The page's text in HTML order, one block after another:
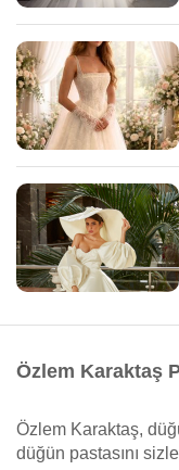
Özlem Karaktaş
Özlem Karaktaş,
düğün pastasını